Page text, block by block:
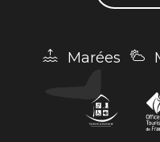
Marées